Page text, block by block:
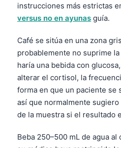
instrucciones más estrictas
versus no en ayunas guía.
Café se sitúa en una zona
probablemente no suprime
haría una bebida con
alterar el cortisol, la
forma en que un paciente se
así que normalmente
de la muestra si el resultado
Beba 250–500 mL de agua